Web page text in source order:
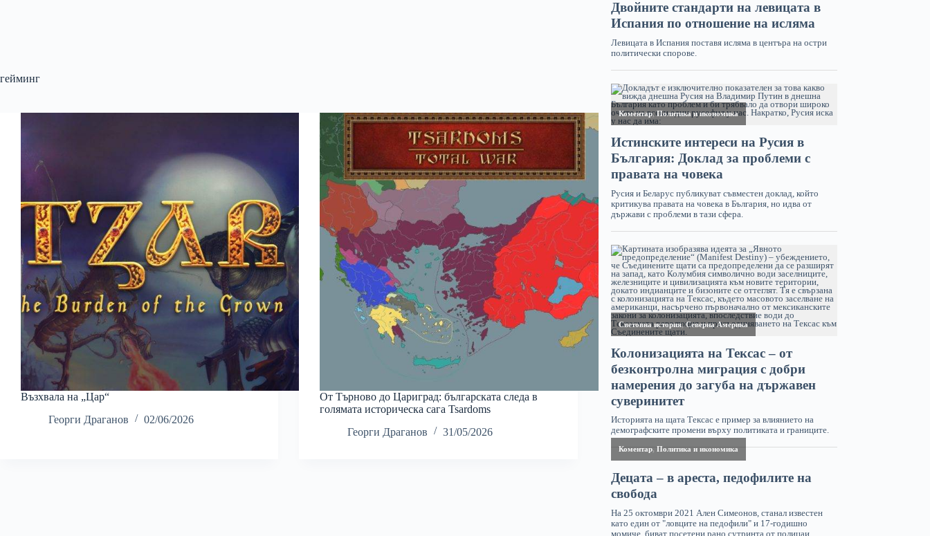
гейминг
Възхвала на „Цар“
Георги Драганов
02/06/2026
От Търново до Цариград: българската следа в
голямата историческа сага Tsardoms
Георги Драганов
31/05/2026